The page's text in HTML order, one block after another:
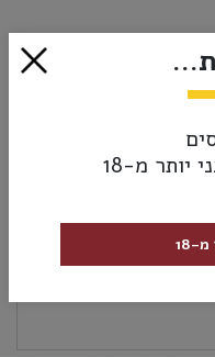
יותר מ-18
18